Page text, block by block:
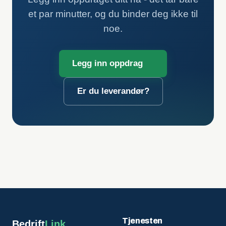
et par minutter, og du binder deg ikke til
noe.
Legg inn oppdrag
Er du leverandør?
Tjenesten